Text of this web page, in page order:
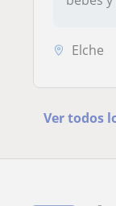
Elche
Ver todos